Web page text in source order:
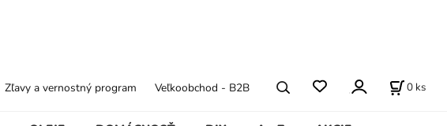
Zľavy a vernostný program Veľkoobchod - B2B 0 ks